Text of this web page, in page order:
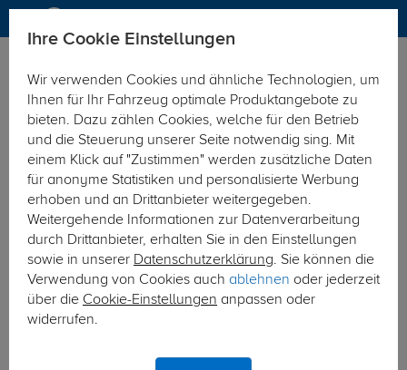
vorheriger Artikel nächster Artikel
Ihre Cookie Einstellungen
Wir verwenden Cookies und ähnliche Technologien, um
Ihnen für Ihr Fahrzeug optimale Produktangebote zu
bieten. Dazu zählen Cookies, welche für den Betrieb
und die Steuerung unserer Seite notwendig sing. Mit
einem Klick auf "Zustimmen" werden zusätzliche Daten
für anonyme Statistiken und personalisierte Werbung
erhoben und an Drittanbieter weitergegeben.
Weitergehende Informationen zur Datenverarbeitung
durch Drittanbieter, erhalten Sie in den Einstellungen
sowie in unserer Datenschutzerklärung. Sie können die
Verwendung von Cookies auch ablehnen oder jederzeit
über die Cookie-Einstellungen anpassen oder
widerrufen.